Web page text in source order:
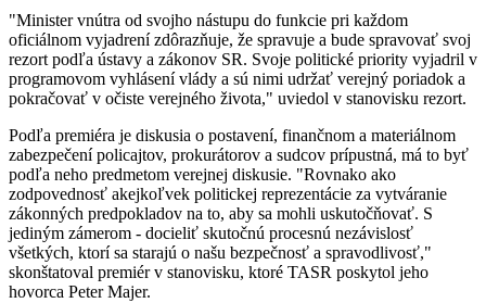
"Minister vnútra od svojho nástupu do funkcie pri každom
oficiálnom vyjadrení zdôrazňuje, že spravuje a bude spravovať svoj
rezort podľa ústavy a zákonov SR. Svoje politické priority vyjadril v
programovom vyhlásení vlády a sú nimi udržať verejný poriadok a
pokračovať v očiste verejného života," uviedol v stanovisku rezort.
Podľa premiéra je diskusia o postavení, finančnom a materiálnom
zabezpečení policajtov, prokurátorov a sudcov prípustná, má to byť
podľa neho predmetom verejnej diskusie. "Rovnako ako
zodpovednosť akejkoľvek politickej reprezentácie za vytváranie
zákonných predpokladov na to, aby sa mohli uskutočňovať. S
jediným zámerom - docieliť skutočnú procesnú nezávislosť
všetkých, ktorí sa starajú o našu bezpečnosť a spravodlivosť,"
skonštatoval premiér v stanovisku, ktoré TASR poskytol jeho
hovorca Peter Majer.